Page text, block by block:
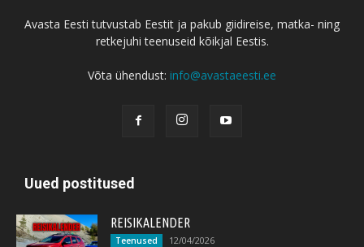
Avasta Eesti tutvustab Eestit ja pakub giidireise, matka- ning
retkejuhi teenuseid kõikjal Eestis.
Võta ühendust: info@avastaeesti.ee
Uued postitused
REISIKALENDER
Teenused 12/04/2026